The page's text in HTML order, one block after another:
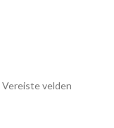
Vereiste velden